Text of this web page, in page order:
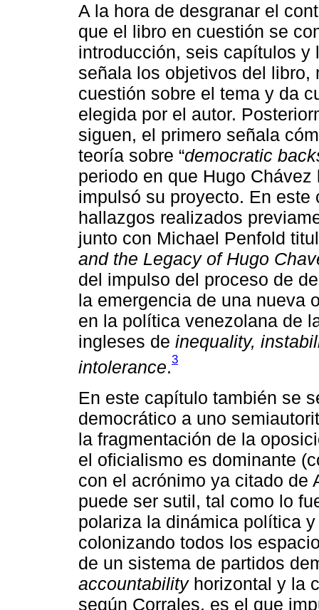
A la hora de desgranar el
que el libro en cuestión se
introducción, seis capítulos
señala los objetivos del
cuestión sobre el tema y da
elegida por el autor.
siguen, el primero señala
teoría sobre “democratic
periodo en que Hugo
impulsó su proyecto. En
hallazgos realizados
junto con Michael Penfold
and the Legacy of Hugo
del impulso del proceso de
la emergencia de una nueva
en la política venezolana de
ingleses de inequality,
intolerance.3
En este capítulo también se
democrático a uno
la fragmentación de la
el oficialismo es dominante
con el acrónimo ya citado de
puede ser sutil, tal como lo
polariza la dinámica política
colonizando todos los
de un sistema de partidos
accountabilityhorizontal y la
según Corrales, es el que